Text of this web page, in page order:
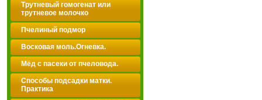
Трутневый гомогенат или
трутневое молочко
Пчелиный подмор
Восковая моль.Огневка.
Мёд с пасеки от пчеловода.
Способы подсадки матки.
Практика